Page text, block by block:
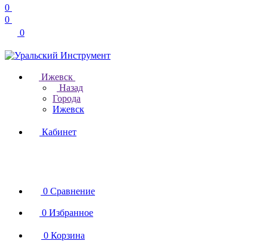
0
0
0
Ижевск
Назад
Города
Ижевск
Кабинет
0 Сравнение
0 Избранное
0 Корзина